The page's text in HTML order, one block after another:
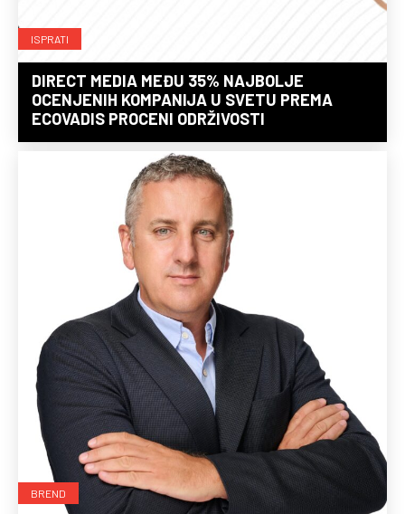
ISPRATI
DIRECT MEDIA MEĐU 35% NAJBOLJE
OCENJENIH KOMPANIJA U SVETU PREMA
ECOVADIS PROCENI ODRŽIVOSTI
BREND